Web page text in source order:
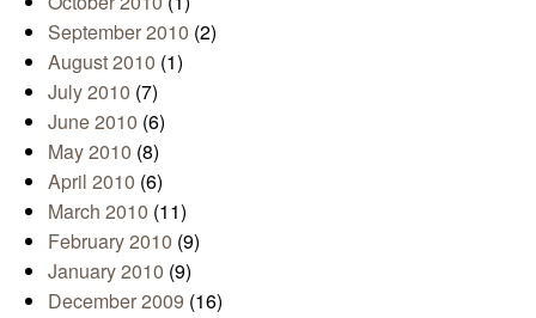
September 2010 (2)
August 2010 (1)
July 2010 (7)
June 2010 (6)
May 2010 (8)
April 2010 (6)
March 2010 (11)
February 2010 (9)
January 2010 (9)
December 2009 (16)